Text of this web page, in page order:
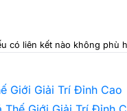
có liên kết nào không phù
Giới Giải Trí Đỉnh Cao